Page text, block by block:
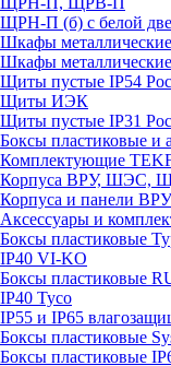
ЩРН-П (б) с белой
Шкафы
Шкафы
Щиты пустые IP54
Щиты ИЭК
Щиты пустые IP31
Боксы пластиковые и
Комплектующие
Корпуса ВРУ,
Корпуса и панели
Аксессуары и
Боксы пластиковые
IP40 VI-KO
Боксы пластиковые
IP40 Тусо
IP55 и IP65
Боксы пластиковые
Боксы пластиковые